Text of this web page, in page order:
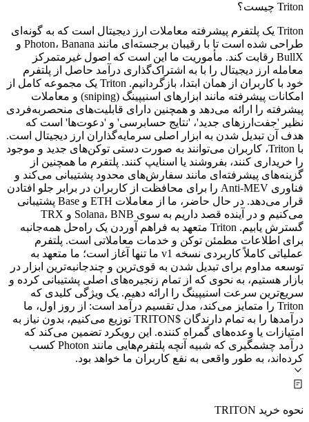
Triton چیست؟
Triton یک پلتفرم پیشرفته معاملات ارز دیجیتال است که به گونه‌ای
طراحی شده است تا با رقیبان برجسته‌ای مانند Photon، Banana و
BullX رقابت کند. مأموریت ما این است که اصول غیرمتمرکز
معامله ارز دیجیتال را با به اشتراک‌گذاری درآمد حاصل از پلتفرم
خود با کاربران از همان ابتدا، بازگردانیم. Triton یک مجموعه کامل از
امکانات پیشرفته مانند ابزارهای اسنیپینگ (sniping) و معاملات
پیشرفته را ارائه می‌دهد و همچنین دارای قابلیت‌های منحصر‌به‌فردی
نظیر 'جفت‌ارزهای جدید'، 'نتایج حسابرسی' و 'دعوت‌ها' است که
هدف آن تبدیل شدن به ابزار اصلی سرمایه‌گذاران ارز دیجیتال است.
با Triton، کاربران می‌توانند به صورت دستی توکن‌های جدید و موجود
را خریداری کنند، بفروشند یا اسنایپ کنند. پلتفرم ما همچنین از
گزینه‌های پیشرفته‌ای مانند سفارش‌های محدود پشتیبانی می‌کند و
فناوری Anti-MEV را برای محافظت از کاربران در برابر جلو افتادن
قرار می‌دهد. در حال حاضر، ما از معاملات ETH و Base پشتیبانی
می‌کنیم و در آینده قصد داریم به سوی Solana، BNB و TRX
گسترش یابیم. Triton متعهد به فراهم آوردن یک راه‌حل همه‌جانبه
برای اطلاعات مطمئن توکن و خدمات معاملاتی است. پلتفرم
عملیاتی کاملاً کاربردی نسخه v1 ما تنها آغاز است؛ ما متعهد به
توسعه مداوم برای تبدیل شدن به قوی‌ترین و چند‌جانبه‌ترین ابزار در
بازار هستیم، به نحوی که از تمام زنجیره‌های اصلی پشتیبانی کرده و
سریع‌ترین سرعت اسنیپینگ را ارائه دهیم. یک ویژگی کلیدی که
Triton را متمایز می‌کند، مدل تقسیم درآمد است: از روز اول، ما
درآمدها را به تمام دارندگان $TRITON توزیع می‌کنیم، بدون نیاز به
امتیازات یا وعده‌های گمراه کننده. این رویکرد تضمین می‌کند که
درآمد چشمگیری که شبیه آنچه پلتفرم‌هایی مانند Photon کسب
کرده‌اند، به طور واقعی به نفع کاربران ما خواهد بود.
نحوه خرید TRITON